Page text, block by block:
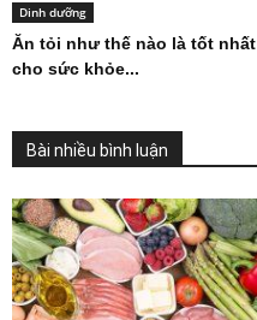
Dinh dưỡng
Ăn tỏi như thế nào là tốt nhất
cho sức khỏe...
Bài nhiều bình luận